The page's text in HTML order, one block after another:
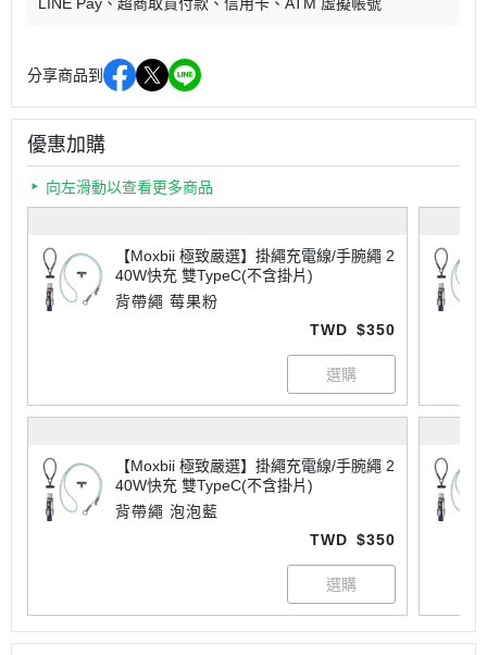
分享商品到
優惠加購
向左滑動以查看更多商品
【Moxbii 極致嚴選】掛繩充電線/手腕繩 2
40W快充 雙TypeC(不含掛片)
背帶繩 莓果粉
TWD $350
【Moxbii 極致嚴選】掛繩充電線/手腕繩 2
40W快充 雙TypeC(不含掛片)
背帶繩 泡泡藍
TWD $350